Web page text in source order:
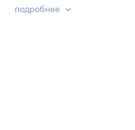
Настенный внутренний блок VRF.
подробнее